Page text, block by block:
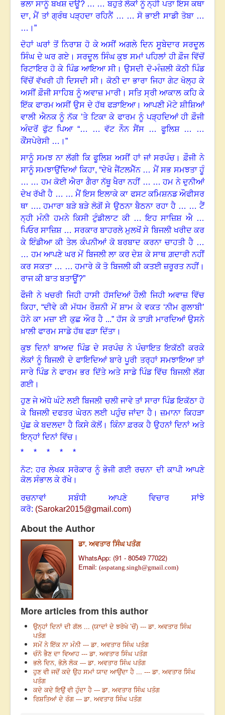
ਭਲਾ ਸਾਨੂੰ ਬਖਸ਼ ਦਊ? … … ਬਹੁਤੇ ਲੋਕਾਂ ਨੂੰ ‌ਨ੍ਹੀ‌ ਪਤਾ ਇਸ ਕਥਾ
ਦਾ, ਮੈਂ ਤਾਂ ਗ੍ਰੰਥ ਪੜ੍ਹਦਾ ਰਹਿਨੈਂ … … ਸੋ‌‌ ਭਾਈ ‌ਸਾਡੀ ਤੋਬਾ …
… ।”
ਦੋਹਾਂ ਘਰਾਂ ਤੋਂ ਨਿਰਾਸ਼ ਹੋ ਕੇ ਅਸੀਂ ਅਗਲੇ ਦਿਨ ਸੂਬੇਦਾਰ ਸਰਦੂਲ
ਸਿੰਘ ਦੇ ਘਰ ਗਏ।ਸਰਦੂਲ ਸਿੰਘ ਕੁਝ ਸਮਾਂ ਪਹਿਲਾਂ ਹੀ ਫ਼ੌਜ ਵਿੱਚੋਂ
ਰਿਟਾਇਰ ਹੋ ਕੇ ਪਿੰਡ ਆਇਆ ਸੀ।ਉਸਦੀ ਦੋ-ਮੰਜ਼ਲੀ ਕੋਠੀ ਪਿੰਡ
ਵਿੱਚੋਂ ਵੱਖਰੀ ਹੀ ਦਿਸਦੀ ਸੀ।‌ਕੋਠੀ ਦਾ ਭਾਰਾ ਜਿਹਾ ਗੇਟ ਖੋਲ੍ਹ ਕੇ
ਅਸੀਂ ਫ਼ੌਜੀ ਸਾਹਿਬ ਨੂੰ ਅਵਾਜ਼ ਮਾਰੀ। ‌‌ਸਤਿ ਸ੍ਰੀ ਆਕਾਲ ਕਹਿ‌ ਕੇ
ਇੱਕ ਫਾਰਮ ਅਸੀਂ ਉਸ ਦੇ ਹੱਥ ਫੜਾਇਆ। ਆਪਣੀ ਮੋਟੇ ਸ਼ੀਸ਼ਿਆਂ
ਵਾਲੀ ਐਨਕ ਨੂੰ ਨੱਕ ’ਤੇ ਟਿਕਾ ਕੇ ਫਾਰਮ ਨੂੰ ਪੜ੍ਹਦਿਆਂ ਹੀ ਫ਼ੌਜੀ
ਅੰਦਰੋਂ ਫੁੱਟ ਪਿਆ “… … ਵੱਟ‌ ਨੌਨ ਸੈਂਸ … ਫੂਲਿਸ਼ … …
ਕੌਂਸਪੇਰੇਸੀ … ।”
ਸਾਨੂੰ ਸਮਝ ਨਾ ਲੱਗੀ ਕਿ ਫੂਲਿਸ਼ ਅਸੀਂ ਹਾਂ ਜਾਂ ਸਰਪੰਚ।ਫ਼ੌਜੀ ਨੇ
ਸਾਨੂੰ ਸਮਝਾਉਂਦਿਆਂ ਕਿਹਾ, “ਦੇਖੋ ਜੈਂਟਲਮੈੱਨ … ਮੈਂ ਸਭ ਸਮਝਤਾ ਹੂੰ
… … ਹਮ ਕੋਈ ਐਰਾ ਗੈਰਾ ਨੱਥੂ ਖੈਰਾ ਨਹੀਂ … … ਹਮ ਨੇ ਦੁਨੀਆਂ
ਦੇਖ ਰੱਖੀ ਹੈ … … ਮੈਂ ਇਸ ਇਲਾਕੇ ਕਾ ਫਸਟ ਕਮਿਸ਼ਨਡ ਔਫੀਸਰ
ਥਾ …. ਹਮਾਰਾ ਬੜੇ ਬੜੇ ਲੋਗੋਂ ਸੇ ਉਠਨਾ ਬੈਠਨਾ ਰਹਾ ਹੈ … … ਟੈਂ
ਨ੍ਹੀ ਮੰਨੀ ਹਮਨੇ ਕਿਸੀ ਟੁੰਡੀਲਾਟ ਕੀ … ਇਹ ਸਾਜ਼ਿਸ਼ ਐ …
ਪਿਓਰ ਸਾਜ਼ਿਸ਼ … ਸਰਕਾਰ ਬਾਹਰਲੇ ਮੁਲਖੋਂ ਸੇ ਬਿਜਲੀ ਖਰੀਦ ਕਰ
ਕੇ ਇੰਡੀਆ ਕੀ ਤੇਲ ਕੰਪਨੀਆਂ ਕੋ ਬਰਬਾਦ ਕਰਨਾ ਚਾਹਤੀ ਹੈ …
… ਹਮ ਆਪਣੇ ਘਰ ਮੇਂ ਬਿਜਲੀ ਲਾ ਕਰ ਦੇਸ਼ ਕੇ ਸਾਥ ਗ਼ਦਾਰੀ ਨਹੀਂ
ਕਰ ਸਕਤਾ … … ਹਮਾਰੇ ਕੋ ਤੋ ਬਿਜਲੀ ਕੀ ਕਤਈ ਜ਼ਰੂਰਤ ਨਹੀਂ।
ਰਾਜ ਕੀ ਬਾਤ ਬਤਾਊਂ?”
ਫੌਜੀ ਨੇ ਖਚਰੀ ਜਿਹੀ ਹਾਸੀ ਹੱਸਦਿਆਂ ਹੌਲੀ ਜਿਹੀ ਅਵਾਜ਼ ਵਿੱਚ
ਕਿਹਾ, “ਦੀਵੇ ਕੀ ਮੱਧਮ ਰੌਸ਼ਨੀ ਮੇਂ ਸ਼ਾਮ ਕੇ ਵਕਤ ‘ਨੀਮ ਗੁਲਾਬੀ’
ਹੋਨੇ ਕਾ ਮਜ਼ਾ ਈ ਕੁਛ ਔਰ ਹੈ ...” ਹੱਸ ਕੇ ਤਾੜੀ ਮਾਰਦਿਆਂ ਉਸਨੇ
ਖ਼ਾਲੀ ਫਾਰਮ ਸਾਡੇ ਹੱਥ ਫੜਾ ਦਿੱਤਾ ।
ਕੁਝ ਦਿਨਾਂ ਬਾਅਦ ਪਿੰਡ ਦੇ ਸਰਪੰਚ ਨੇ ਪੰਚਾਇਤ ਇਕੱਠੀ ਕਰਕੇ
ਲੋਕਾਂ ਨੂੰ ਬਿਜਲੀ ਦੇ ਫਾਇਦਿਆਂ ਬਾਰੇ ਪੂਰੀ ਤਰ੍ਹਾਂ ਸਮਝਾਇਆ ਤਾਂ
ਸਾਰੇ ਪਿੰਡ ਨੇ ਫਾਰਮ ਭਰ ਦਿੱਤੇ ਅਤੇ ਸਾਡੇ ਪਿੰਡ ਵਿੱਚ ਬਿਜਲੀ ਲੱਗ
ਗਈ।
ਹੁਣ ਜੇ ਅੱਧੇ ਘੰਟੇ ਲਈ ਬਿਜਲੀ ਚਲੀ ਜਾਵੇ ਤਾਂ ਸਾਰਾ ਪਿੰਡ ਇਕੱਠਾ ਹੋ
ਕੇ ਬਿਜਲੀ ਦਫਤਰ ਘੇਰਨ ਲਈ ਪਹੁੰਚ ਜਾਂਦਾ ਹੈ।ਜ਼ਮਾਨਾ ਕਿਹੜਾ
ਪੁੱਛ ਕੇ ਬਦਲਦਾ ਹੈ ਕਿਸੇ ਕੋਲੋਂ । ਕਿੰਨਾ ਫ਼ਰਕ ਹੈ ਉਹਨਾਂ ਦਿਨਾਂ ਅਤੇ
ਇਨ੍ਹਾਂ ਦਿਨਾਂ ਵਿੱਚ।
* * * * *
ਨੋਟ: ਹਰ ਲੇਖਕ ਸਰੋਕਾਰ ਨੂੰ ਭੇਜੀ ਗਈ ਰਚਨਾ ਦੀ ਕਾਪੀ ਆਪਣੇ
ਕੋਲ ਸੰਭਾਲ ਕੇ ਰੱਖੇ।
ਰਚਨਾਵਾਂ ਸਬੰਧੀ ਆਪਣੇ ਵਿਚਾਰ ਸਾਂਝੇ
ਕਰੋ: (Sarokar2015@gmail.com)
About the Author
ਡਾ. ਅਵਤਾਰ ਸਿੰਘ ਪਤੰਗ
WhatsApp: (91 - 80549 77022)
Email: (aspatang.singh@gmail.com)
More articles from this author
ਉਨ੍ਹਾਂ ਦਿਨਾਂ ਦੀ ਗੱਲ ... (ਯਾਦਾਂ ਦੇ ਝਰੋਖੇ ’ਚੋਂ) --- ਡਾ. ਅਵਤਾਰ ਸਿੰਘ
ਪਤੰਗ
ਸਮੇਂ ਨੇ ਇੱਕ ਨਾ ਮੰਨੀ --- ਡਾ. ਅਵਤਾਰ ਸਿੰਘ ਪਤੰਗ
ਚੰਨੋ‌ ਭੈਣ ਦਾ ਵਿਆਹ --- ਡਾ. ਅਵਤਾਰ ਸਿੰਘ ਪਤੰਗ
ਭਲੇ ਦਿਨ, ਭੋਲ਼ੇ ਲੋਕ --- ਡਾ. ਅਵਤਾਰ ਸਿੰਘ ਪਤੰਗ
ਹੁਣ ਵੀ ਜਦੋਂ ਕਦੇ ਉਹ ਸਮਾਂ ਯਾਦ ਆਉਂਦਾ ਹੈ ... --- ਡਾ. ਅਵਤਾਰ ਸਿੰਘ
ਪਤੰਗ
ਕਦੇ ਕਦੇ ਇਉਂ ਵੀ ਹੁੰਦਾ ਹੈ --- ਡਾ. ਅਵਤਾਰ ਸਿੰਘ ਪਤੰਗ
ਰਿਸ਼ਤਿਆਂ ਦੇ ਰੰਗ --- ਡਾ. ਅਵਤਾਰ ਸਿੰਘ ਪਤੰਗ